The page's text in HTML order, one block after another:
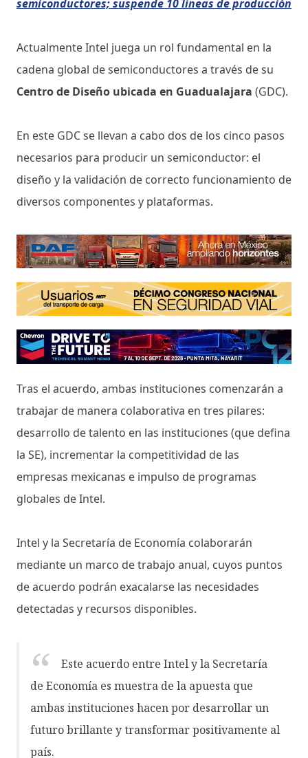
semiconductores; suspende 10 líneas de producción
Actualmente Intel juega un rol fundamental en la
cadena global de semiconductores a través de su
Centro de Diseño ubicada en Guadualajara (GDC).
En este GDC se llevan a cabo dos de los cinco pasos
necesarios para producir un semiconductor: el
diseño y la validación de correcto funcionamiento de
diversos componentes y plataformas.
Tras el acuerdo, ambas instituciones comenzarán a
trabajar de manera colaborativa en tres pilares:
desarrollo de talento en las instituciones (que defina
la SE), incrementar la competitividad de las
empresas mexicanas e impulso de programas
globales de Intel.
Intel y la Secretaría de Economía colaborarán
mediante un marco de trabajo anual, cuyos puntos
de acuerdo podrán exacalarse las necesidades
detectadas y recursos disponibles.
Este acuerdo entre Intel y la Secretaría
de Economía es muestra de la apuesta que
ambas instituciones hacen por desarrollar un
futuro brillante y transformar positivamente al
país.